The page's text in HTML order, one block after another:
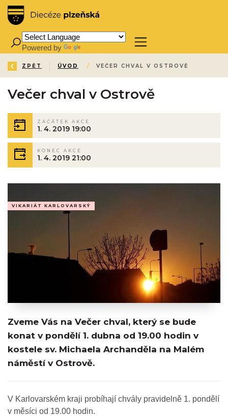
Powered by
ZPĚT ÚVOD / VEČER CHVAL V OSTROVĚ
Večer chval v Ostrově
ZAČÁTEK AKCE
1. 4. 2019 19:00
KONEC AKCE
1. 4. 2019 21:00
VIKARIÁT KARLOVARSKÝ
Zveme Vás na Večer chval, který se bude
konat v pondělí 1. dubna od 19.00 hodin v
kostele sv. Michaela Archanděla na Malém
náměstí v Ostrově.
V Karlovarském kraji probíhají chvály pravidelně 1. pondělí
v měsíci od 19.00 hodin.